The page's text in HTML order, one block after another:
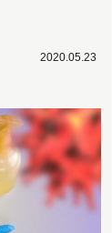
2020.05.23